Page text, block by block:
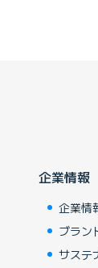
企業情報
企業情
ブラン
サステ